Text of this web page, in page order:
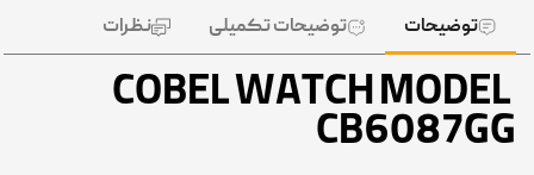
توضیحات توضیحات تکمیلی نظرات
COBEL WATCH MODEL
CB6087GG